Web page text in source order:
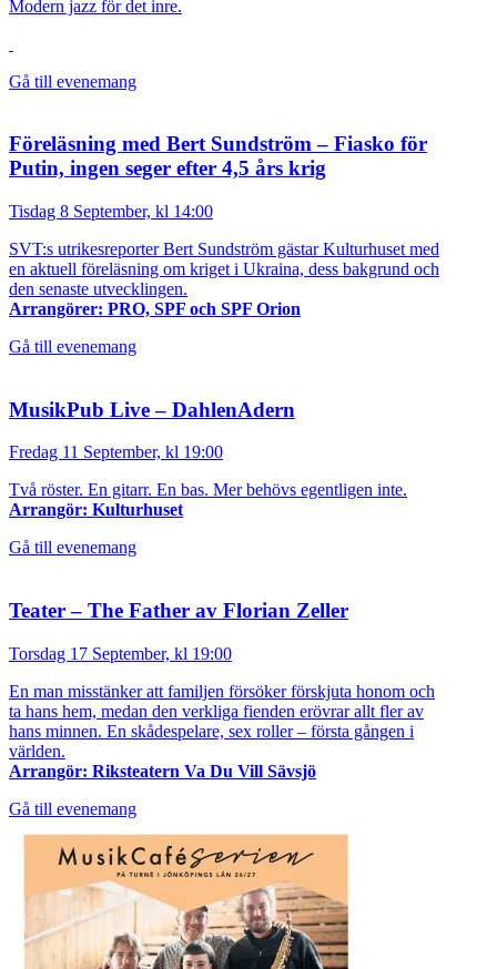
Modern jazz för det inre.
Gå till evenemang
Föreläsning med Bert Sundström – Fiasko för
Putin, ingen seger efter 4,5 års krig
Tisdag 8 September, kl 14:00
SVT:s utrikesreporter Bert Sundström gästar Kulturhuset med
en aktuell föreläsning om kriget i Ukraina, dess bakgrund och
den senaste utvecklingen.
Arrangörer: PRO, SPF och SPF Orion
Gå till evenemang
MusikPub Live – DahlenAdern
Fredag 11 September, kl 19:00
Två röster. En gitarr. En bas. Mer behövs egentligen inte.
Arrangör: Kulturhuset
Gå till evenemang
Teater – The Father av Florian Zeller
Torsdag 17 September, kl 19:00
En man misstänker att familjen försöker förskjuta honom och
ta hans hem, medan den verkliga fienden erövrar allt fler av
hans minnen. En skådespelare, sex roller – första gången i
världen.
Arrangör: Riksteatern Va Du Vill Sävsjö
Gå till evenemang